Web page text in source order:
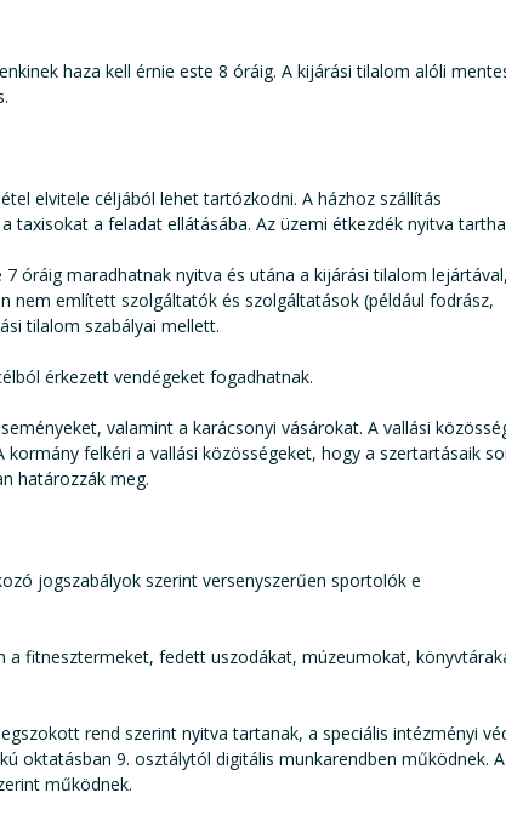
haza kell érnie este 8 óráig. A kijárási tilalom alóli
elvitele céljából lehet tartózkodni. A házhoz szállítás
a feladat ellátásába. Az üzemi étkezdék nyitva
óráig maradhatnak nyitva és utána a kijárási tilalom lejártával,
nem említett szolgáltatók és szolgáltatások (például fodrász,
tilalom szabályai mellett.
érkezett vendégeket fogadhatnak.
valamint a karácsonyi vásárokat. A vallási
felkéri a vallási közösségeket, hogy a szertartásaik
határozzák meg.
jogszabályok szerint versenyszerűen sportolók e
a fitnesztermeket, fedett uszodákat, múzeumokat,
rend szerint nyitva tartanak, a speciális intézményi
oktatásban 9. osztálytól digitális munkarendben működnek. A
működnek.